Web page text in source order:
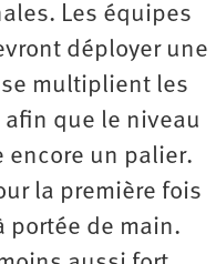
Les équipes
déployer une
multiplient les
afin que le niveau
encore un palier.
la première fois
portée de main.